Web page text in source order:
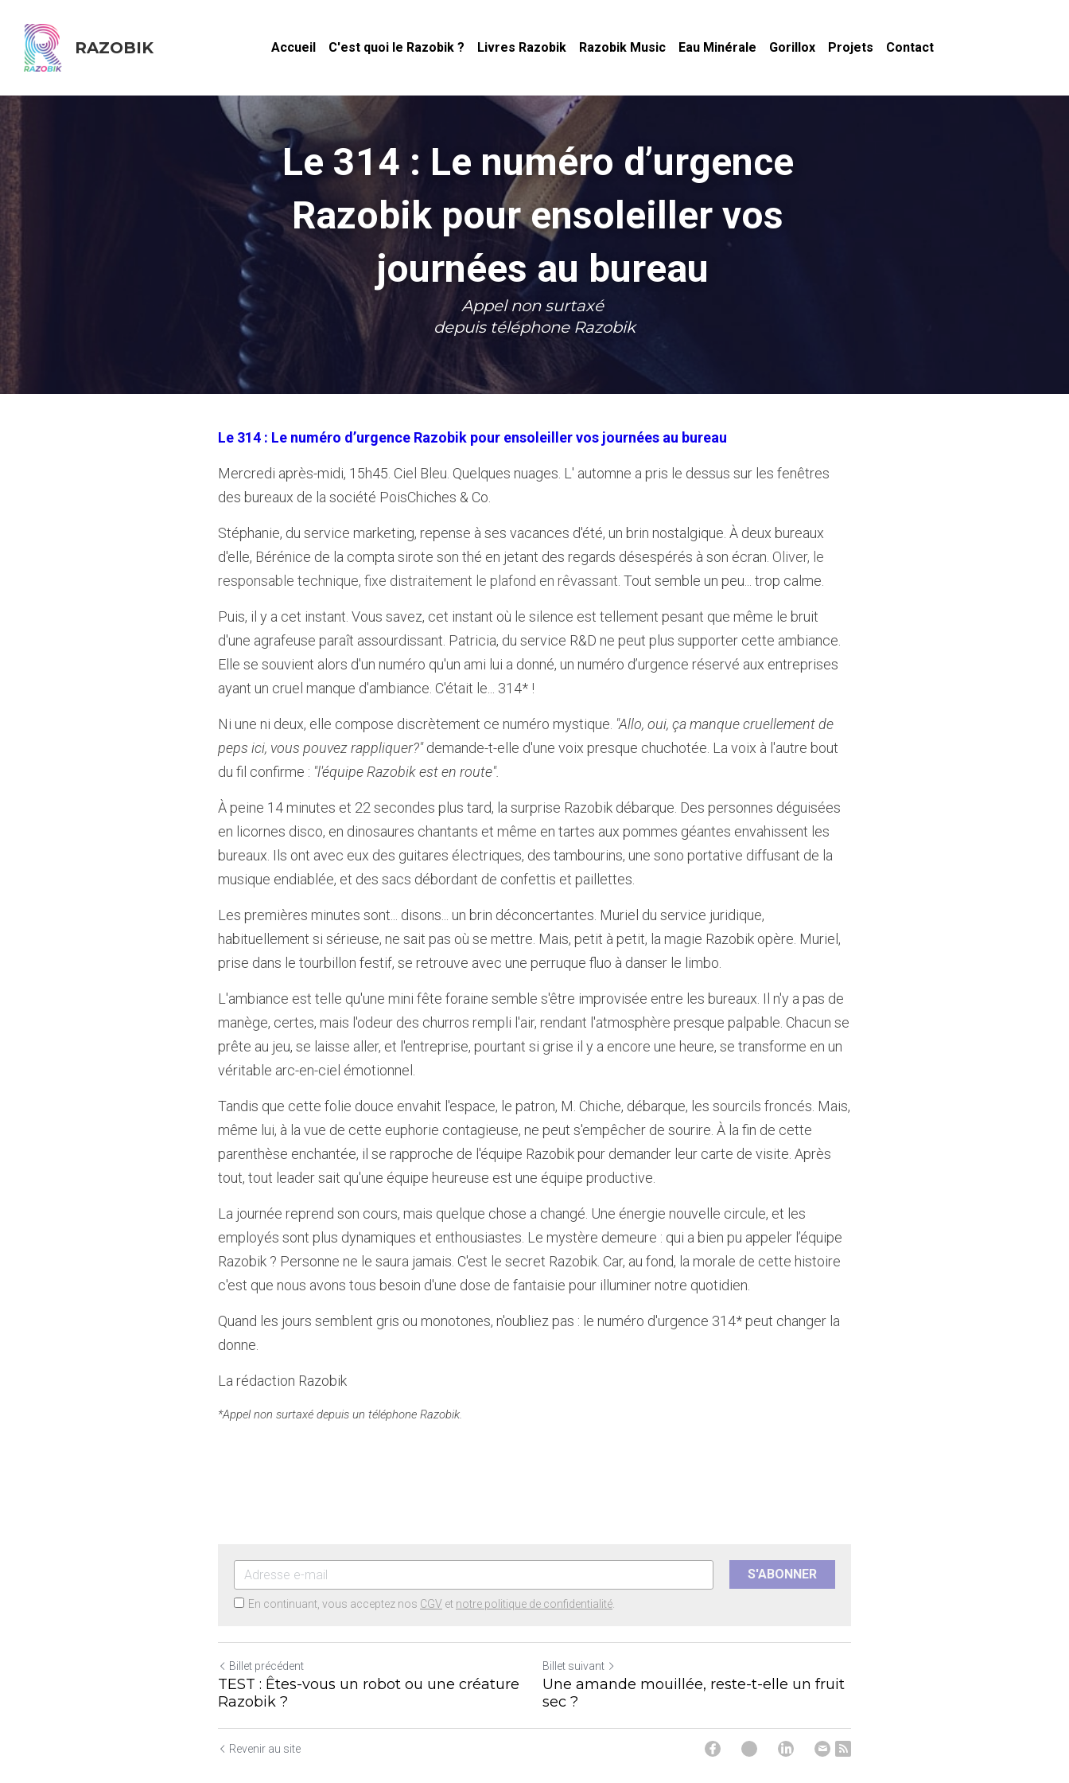
RAZOBIK Accueil C'est quoi le Razobik ? Livres Razobik Razobik Music Eau Minérale Gorillox Projets Contact
Le 314 : Le numéro d’urgence
Razobik pour ensoleiller vos
journées au bureau
Appel non surtaxé
depuis téléphone Razobik
Le 314 : Le numéro d’urgence Razobik pour ensoleiller vos journées au bureau
Mercredi après-midi, 15h45. Ciel Bleu. Quelques nuages. L' automne a pris le dessus sur les fenêtres
des bureaux de la société PoisChiches & Co.
Stéphanie, du service marketing, repense à ses vacances d'été, un brin nostalgique. À deux bureaux
d'elle, Bérénice de la compta sirote son thé en jetant des regards désespérés à son écran. Oliver, le
responsable technique, fixe distraitement le plafond en rêvassant. Tout semble un peu... trop calme.
Puis, il y a cet instant. Vous savez, cet instant où le silence est tellement pesant que même le bruit
d'une agrafeuse paraît assourdissant. Patricia, du service R&D ne peut plus supporter cette ambiance.
Elle se souvient alors d'un numéro qu'un ami lui a donné, un numéro d’urgence réservé aux entreprises
ayant un cruel manque d'ambiance. C'était le... 314* !
Ni une ni deux, elle compose discrètement ce numéro mystique. "Allo, oui, ça manque cruellement de
peps ici, vous pouvez rappliquer?" demande-t-elle d'une voix presque chuchotée. La voix à l'autre bout
du fil confirme : "l'équipe Razobik est en route".
À peine 14 minutes et 22 secondes plus tard, la surprise Razobik débarque. Des personnes déguisées
en licornes disco, en dinosaures chantants et même en tartes aux pommes géantes envahissent les
bureaux. Ils ont avec eux des guitares électriques, des tambourins, une sono portative diffusant de la
musique endiablée, et des sacs débordant de confettis et paillettes.
Les premières minutes sont... disons... un brin déconcertantes. Muriel du service juridique,
habituellement si sérieuse, ne sait pas où se mettre. Mais, petit à petit, la magie Razobik opère. Muriel,
prise dans le tourbillon festif, se retrouve avec une perruque fluo à danser le limbo.
L'ambiance est telle qu'une mini fête foraine semble s'être improvisée entre les bureaux. Il n'y a pas de
manège, certes, mais l'odeur des churros rempli l'air, rendant l'atmosphère presque palpable. Chacun se
prête au jeu, se laisse aller, et l'entreprise, pourtant si grise il y a encore une heure, se transforme en un
véritable arc-en-ciel émotionnel.
Tandis que cette folie douce envahit l'espace, le patron, M. Chiche, débarque, les sourcils froncés. Mais,
même lui, à la vue de cette euphorie contagieuse, ne peut s'empêcher de sourire. À la fin de cette
parenthèse enchantée, il se rapproche de l'équipe Razobik pour demander leur carte de visite. Après
tout, tout leader sait qu'une équipe heureuse est une équipe productive.
La journée reprend son cours, mais quelque chose a changé. Une énergie nouvelle circule, et les
employés sont plus dynamiques et enthousiastes. Le mystère demeure : qui a bien pu appeler l’équipe
Razobik ? Personne ne le saura jamais. C'est le secret Razobik. Car, au fond, la morale de cette histoire
c'est que nous avons tous besoin d'une dose de fantaisie pour illuminer notre quotidien.
Quand les jours semblent gris ou monotones, n'oubliez pas : le numéro d'urgence 314* peut changer la
donne.
La rédaction Razobik
*Appel non surtaxé depuis un téléphone Razobik.
S'ABONNER
En continuant, vous acceptez nos CGV et notre politique de confidentialité
Billet précédent
TEST : Êtes-vous un robot ou une créature
Razobik ?
Billet suivant
Une amande mouillée, reste-t-elle un fruit
sec ?
Revenir au site